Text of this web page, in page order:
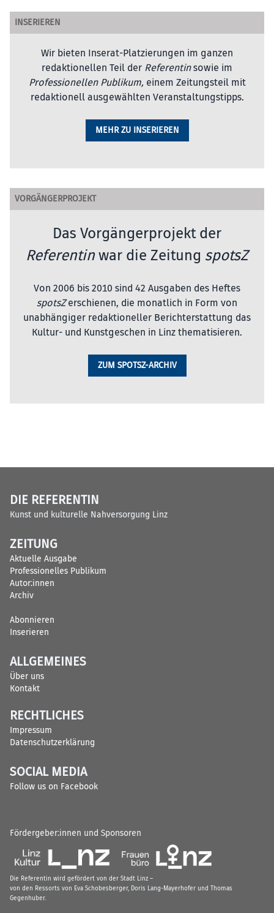
INSERIEREN
Wir bieten Inserat-Platzierungen im ganzen
redaktionellen Teil der Referentinsowie im
Professionellen Publikum, einem Zeitungsteil mit
redaktionell ausgewählten Veranstaltungstipps.
MEHR ZU INSERIEREN
VORGÄNGERPROJEKT
Das Vorgängerprojekt der
Referentinwar die Zeitung spotsZ
Von 2006 bis 2010 sind 42 Ausgaben des Heftes
spotsZerschienen, die monatlich in Form von
unabhängiger redaktioneller Berichterstattung das
Kultur- und Kunstgeschen in Linz thematisieren.
ZUM SPOTSZ-ARCHIV
DIE REFERENTIN
Kunst und kulturelle Nahversorgung Linz
ZEITUNG
Aktuelle Ausgabe
Professionelles Publikum
Autor:innen
Archiv
Abonnieren
Inserieren
ALLGEMEINES
Über uns
Kontakt
RECHTLICHES
Impressum
Datenschutzerklärung
SOCIAL MEDIA
Follow us on Facebook
Fördergeber:innen und Sponsoren
Die Referentin wird gefördert von der Stadt Linz –
von den Ressorts von Eva Schobesberger, Doris Lang-Mayerhofer und Thomas
Gegenhuber.